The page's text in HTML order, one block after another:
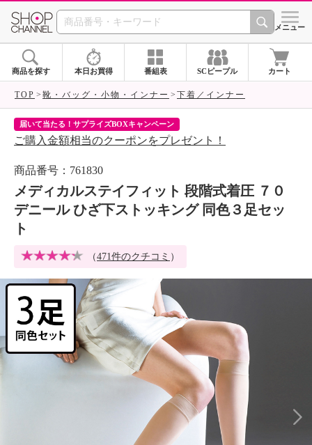
SHOP CHANNEL シメニュー
商品を探す 本日お買得 番組表 SCピープル カート
TOP 靴・バッグ・小物・インナー 下着／インナー
届いて当たる！サプライズBOXキャンペーン
ご購入金額相当のクーポンをプレゼント！
商品番号：761830
メディカルステイフィット 段階式着圧 ７０
デニール ひざ下ストッキング 同色３足セッ
ト
（471件のクチコミ ）